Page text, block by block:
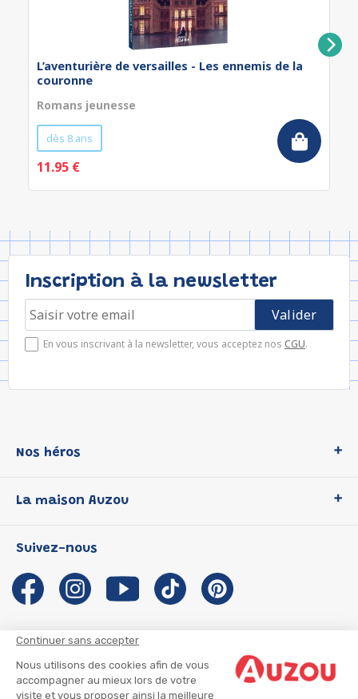
Continuer sans accepter
Nous utilisons des cookies afin de vous
accompagner au mieux lors de votre
visite et vous proposer ainsi la meilleure
L’aventurière de versailles - Les ennemis de la
couronne
Romans jeunesse
dès 8 ans
11.95 €
Inscription à la newsletter
En vous inscrivant à la newsletter, vous acceptez nos CGU.
Nos héros
P'tit Loup
Les Influenceuses
Migali
Petite Taupe
La maison Auzou
Notre histoire
Auzou s'engage
Auteurs et illustrateurs Auzou
Suivre mon colis
Suivez-nous
CGU